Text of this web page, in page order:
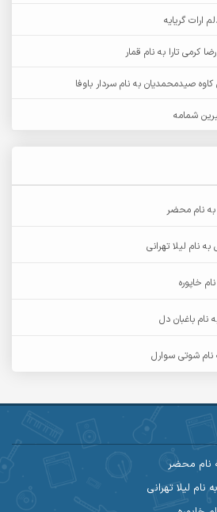
آرش مستشیری
آرش نظری
آوات یگانه
ارات گریایه
کرمی تارا به نام قمار
صیدمحمدیان به نام سردار باوفا
شمامه
نام محضر
نام لیلا تهرانی
خاپوره
نام باغبان دل
نام شوتی سوارل
نام محضر
لیلا تهرانی